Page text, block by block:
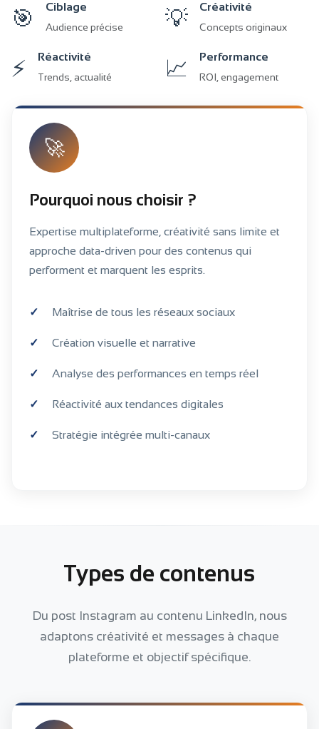
🎯 Ciblage
Audience précise 💡 Créativité
Concepts originaux
⚡ Réactivité
Trends, actualité 📈 Performance
ROI, engagement
🚀
Pourquoi nous choisir ?
Expertise multiplateforme, créativité sans limite et
approche data-driven pour des contenus qui
performent et marquent les esprits.
Maîtrise de tous les réseaux sociaux
Création visuelle et narrative
Analyse des performances en temps réel
Réactivité aux tendances digitales
Stratégie intégrée multi-canaux
Types de contenus
Du post Instagram au contenu LinkedIn, nous
adaptons créativité et messages à chaque
plateforme et objectif spécifique.